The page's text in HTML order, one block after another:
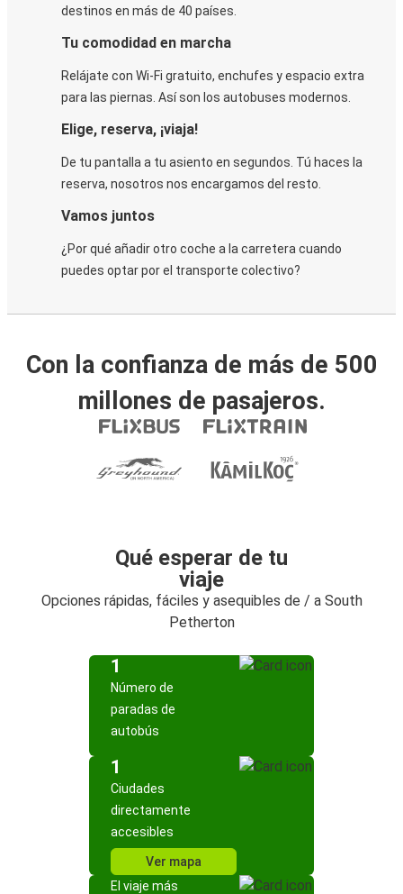
destinos en más de 40 países.
Tu comodidad en marcha
Relájate con Wi-Fi gratuito, enchufes y espacio extra
para las piernas. Así son los autobuses modernos.
Elige, reserva, ¡viaja!
De tu pantalla a tu asiento en segundos. Tú haces la
reserva, nosotros nos encargamos del resto.
Vamos juntos
¿Por qué añadir otro coche a la carretera cuando
puedes optar por el transporte colectivo?
Con la confianza de más de 500
millones de pasajeros.
Qué esperar de tu
viaje
Opciones rápidas, fáciles y asequibles de / a South
Petherton
1
Número de
paradas de
autobús
1
Ciudades
directamente
accesibles
Ver mapa
El viaje más